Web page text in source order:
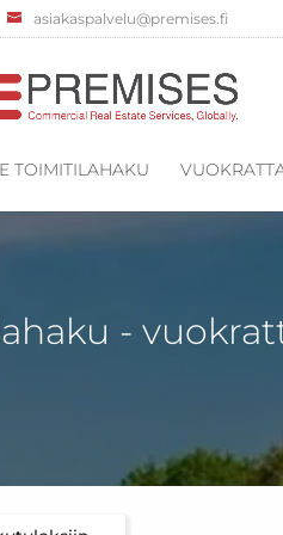
asiakaspalvelu@premises.fi
TOIMITILAHAKU
-